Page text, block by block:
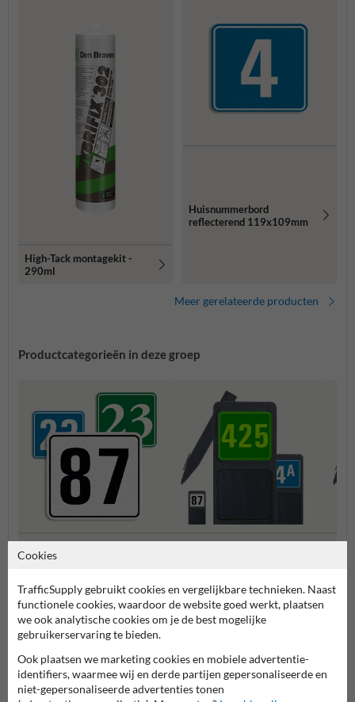
High-Tack montagekit -
290ml
Huisnummerbord
reflecterend 119x109mm
Meer gerelateerde producten
Productcategorieën in deze groep
Huisnummerbordjes
Huisnummerborden & palen
Cookies
TrafficSupply gebruikt cookies en vergelijkbare technieken. Naast
functionele cookies, waardoor de website goed werkt, plaatsen
we ook analytische cookies om je de best mogelijke
gebruikerservaring te bieden.
Ook plaatsen we marketing cookies en mobiele advertentie-
identifiers, waarmee wij en derde partijen gepersonaliseerde en
niet-gepersonaliseerde advertenties tonen